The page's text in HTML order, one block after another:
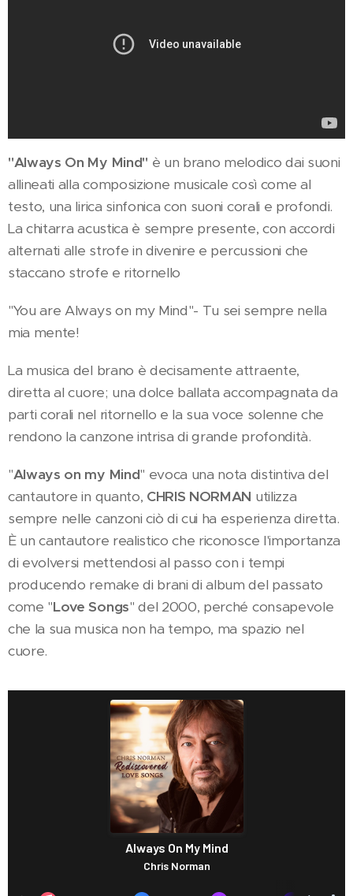
"Always On My Mind" è un brano melodico dai suoni
allineati alla composizione musicale così come al
testo, una lirica sinfonica con suoni corali e profondi.
La chitarra acustica è sempre presente, con accordi
alternati alle strofe in divenire e percussioni che
staccano strofe e ritornello
"You are Always on my Mind"- Tu sei sempre nella
mia mente!
La musica del brano è decisamente attraente,
diretta al cuore; una dolce ballata accompagnata da
parti corali nel ritornello e la sua voce solenne che
rendono la canzone intrisa di grande profondità.
"Always on my Mind" evoca una nota distintiva del
cantautore in quanto, CHRIS NORMAN utilizza
sempre nelle canzoni ciò di cui ha esperienza diretta.
È un cantautore realistico che riconosce l'importanza
di evolversi mettendosi al passo con i tempi
producendo remake di brani di album del passato
come "Love Songs" del 2000, perché consapevole
che la sua musica non ha tempo, ma spazio nel
cuore.